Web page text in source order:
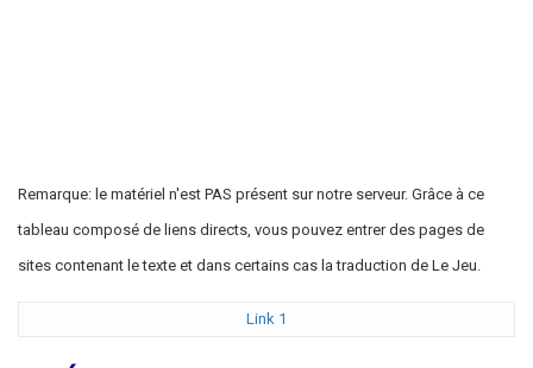
Remarque: le matériel n'est PAS présent sur notre serveur. Grâce à ce
tableau composé de liens directs, vous pouvez entrer des pages de
sites contenant le texte et dans certains cas la traduction de Le Jeu.
Link 1